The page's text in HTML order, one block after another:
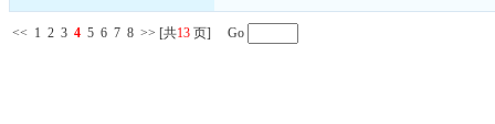
<< 1 2 3 4 5 6 7 8 >> [共13 页] Go